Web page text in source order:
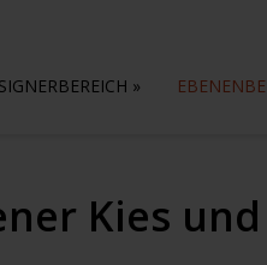
»
Kies